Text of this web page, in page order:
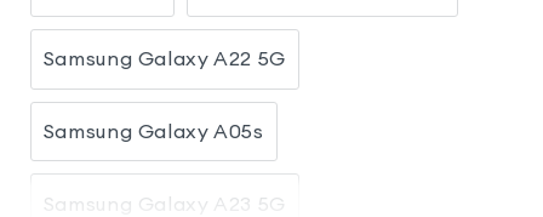
Samsung Galaxy A22 5G
Samsung Galaxy A05s
Samsung Galaxy A23 5G